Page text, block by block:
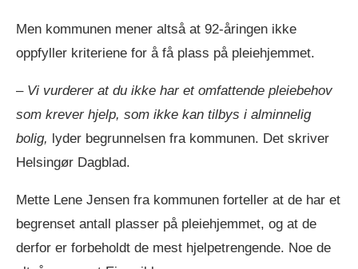
Men kommunen mener altså at 92-åringen ikke
oppfyller kriteriene for å få plass på pleiehjemmet.
– Vi vurderer at du ikke har et omfattende pleiebehov
som krever hjelp, som ikke kan tilbys i alminnelig
bolig, lyder begrunnelsen fra kommunen. Det skriver
Helsingør Dagblad.
Mette Lene Jensen fra kommunen forteller at de har et
begrenset antall plasser på pleiehjemmet, og at de
derfor er forbeholdt de mest hjelpetrengende. Noe de